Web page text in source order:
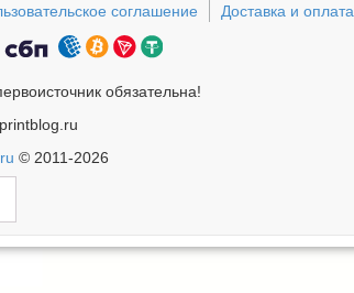
соглашение Доставка и оплата
обязательна!
© 2011-2026